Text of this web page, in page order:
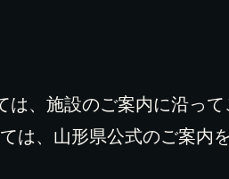
、施設のご案内に沿っ
は、山形県公式のご案内